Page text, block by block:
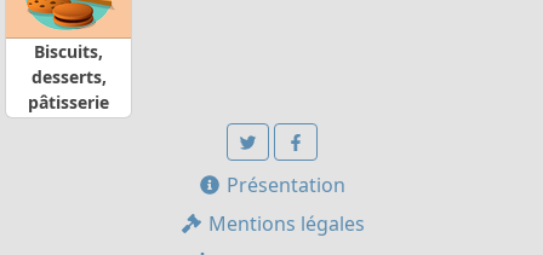
Biscuits,
desserts,
pâtisserie
Présentation
Mentions légales